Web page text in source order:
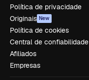
Política de privacidade
Originais New
Política de cookies
Central de confiabilidade
Afiliados
Empresas